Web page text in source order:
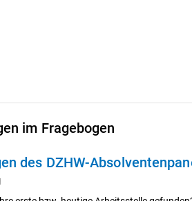
im Fragebogen
des DZHW-